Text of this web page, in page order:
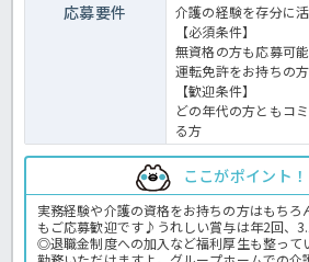
応募要件
介護の経験を存分に
【必須条件】
無資格の方も応募可能
運転免許をお持ちの方
【歓迎条件】
どの年代の方ともコ
る方
ここがポイント！
実務経験や介護の資格をお持ちの方はもち
もご応募歓迎です♪うれしい賞与は年2回、
◎退職金制度への加入など福利厚生も整って